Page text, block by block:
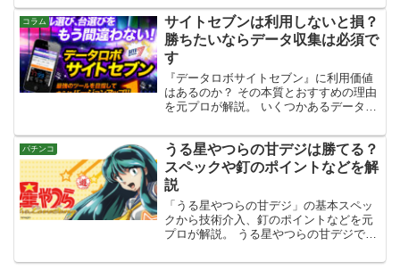
おすすめの機種をその理由と共に紹介し
ていきます。 パチンコ初心者の人におす
すめする機種の基準...
コラム
サイトセブンは利用しないと損？
勝ちたいならデータ収集は必須で
す
『データロボサイトセブン』に利用価値
はあるのか？ その本質とおすすめの理由
を元プロが解説。 いくつかあるデータサ
セミプロがなぜサイトセブンを利用する
のか？ その理由が分かると思います。
パチンコ
うる星やつらの甘デジは勝てる？
スペックや釘のポイントなどを解
説
「うる星やつらの甘デジ」の基本スペッ
クから技術介入、釘のポイントなどを元
プロが解説。 うる星やつらの甘デジで勝
読んで損のない内容になっています。